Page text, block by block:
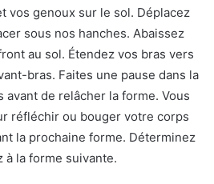
vos genoux sur le sol. Déplacez
sous nos hanches. Abaissez
au sol. Étendez vos bras vers
bras. Faites une pause dans la
avant de relâcher la forme. Vous
réfléchir ou bouger votre corps
la prochaine forme. Déterminez
à la forme suivante.